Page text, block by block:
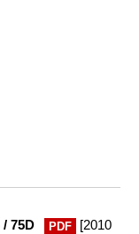
/ 75D PDF
[2010